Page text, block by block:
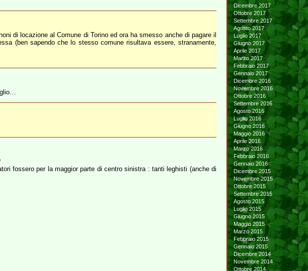
di locazione al Comune di Torino ed ora ha smesso anche di pagare il
(ben sapendo che lo stesso comune risultava essere, stranamente,
fossero per la maggior parte di centro sinistra : tanti leghisti (anche di
Dicembre 2017
Ottobre 2017
Settembre 2017
Agosto 2017
Luglio 2017
Giugno 2017
Aprile 2017
Marzo 2017
Febbraio 2017
Gennaio 2017
Dicembre 2016
Novembre 2016
Ottobre 2016
Settembre 2016
Agosto 2016
Luglio 2016
Giugno 2016
Maggio 2016
Aprile 2016
Marzo 2016
Febbraio 2016
Gennaio 2016
Dicembre 2015
Novembre 2015
Ottobre 2015
Settembre 2015
Agosto 2015
Luglio 2015
Giugno 2015
Maggio 2015
Marzo 2015
Febbraio 2015
Gennaio 2015
Dicembre 2014
Novembre 2014
Ottobre 2014